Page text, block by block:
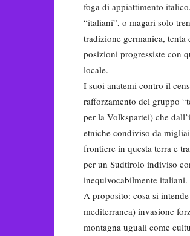
foga di appiattimento
“italiani”, o magari solo
tradizione germanica,
posizioni progressiste con
locale.
I suoi anatemi contro il
rafforzamento del gruppo
per la Volkspartei) che
etniche condiviso da
frontiere in questa terra e
per un Sudtirolo indiviso
inequivocabilmente italiani.
A proposito: cosa si
mediterranea) invasione
montagna uguali come